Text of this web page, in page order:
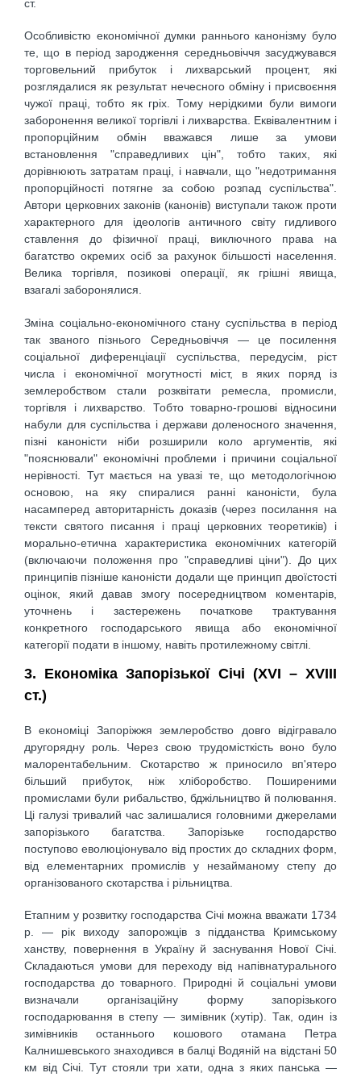
ст.
Особливістю економічної думки раннього канонізму було
те, що в період зародження середньовіччя засуджувався
торговельний прибуток і лихварський процент, які
розглядалися як результат нечесного обміну і присвоєння
чужої праці, тобто як гріх. Тому нерідкими були вимоги
заборонення великої торгівлі і лихварства. Еквівалентним і
пропорційним обмін вважався лише за умови
встановлення "справедливих цін", тобто таких, які
дорівнюють затратам праці, і навчали, що "недотримання
пропорційності потягне за собою розпад суспільства".
Автори церковних законів (канонів) виступали також проти
характерного для ідеологів античного світу гидливого
ставлення до фізичної праці, виключного права на
багатство окремих осіб за рахунок більшості населення.
Велика торгівля, позикові операції, як грішні явища,
взагалі заборонялися.
Зміна соціально-економічного стану суспільства в період
так званого пізнього Середньовіччя — це посилення
соціальної диференціації суспільства, передусім, ріст
числа і економічної могутності міст, в яких поряд із
землеробством стали розквітати ремесла, промисли,
торгівля і лихварство. Тобто товарно-грошові відносини
набули для суспільства і держави доленосного значення,
пізні каноністи ніби розширили коло аргументів, які
"пояснювали" економічні проблеми і причини соціальної
нерівності. Тут мається на увазі те, що методологічною
основою, на яку спиралися ранні каноністи, була
насамперед авторитарність доказів (через посилання на
тексти святого писання і праці церковних теоретиків) і
морально-етична характеристика економічних категорій
(включаючи положення про "справедливі ціни"). До цих
принципів пізніше каноністи додали ще принцип двоїстості
оцінок, який давав змогу посередництвом коментарів,
уточнень і застережень початкове трактування
конкретного господарського явища або економічної
категорії подати в іншому, навіть протилежному світлі.
3. Економіка Запорізької Січі (XVI – XVIII
ст.)
В економіці Запоріжжя землеробство довго відігравало
другорядну роль. Через свою трудомісткість воно було
малорентабельним. Скотарство ж приносило вп'ятеро
більший прибуток, ніж хліборобство. Поширеними
промислами були рибальство, бджільництво й полювання.
Ці галузі тривалий час залишалися головними джерелами
запорізького багатства. Запорізьке господарство
поступово еволюціонувало від простих до складних форм,
від елементарних промислів у незайманому степу до
організованого скотарства і рільництва.
Етапним у розвитку господарства Січі можна вважати 1734
р. — рік виходу запорожців з підданства Кримському
ханству, повернення в Україну й заснування Нової Січі.
Складаються умови для переходу від напівнатурального
господарства до товарного. Природні й соціальні умови
визначали організаційну форму запорізького
господарювання в степу — зимівник (хутір). Так, один із
зимівників останнього кошового отамана Петра
Калнишевського знаходився в балці Водяній на відстані 50
км від Січі. Тут стояли три хати, одна з яких панська —